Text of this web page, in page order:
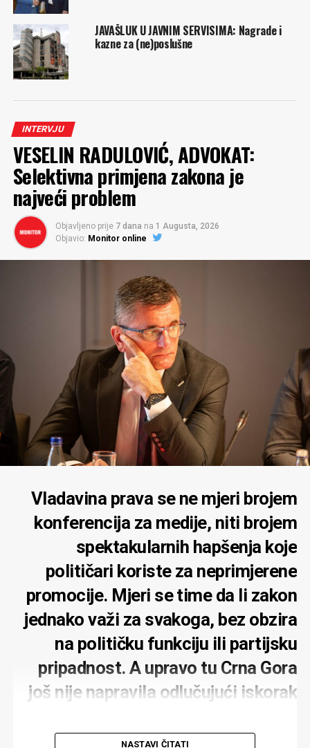
JAVAŠLUK U JAVNIM SERVISIMA: Nagrade i
kazne za (ne)poslušne
INTERVJU
VESELIN RADULOVIĆ, ADVOKAT:
Selektivna primjena zakona je
najveći problem
Objavljeno prije 7 dana na 1 Augusta, 2026
Objavio: Monitor online
Vladavina prava se ne mjeri brojem
konferencija za medije, niti brojem
spektakularnih hapšenja koje
političari koriste za neprimjerene
promocije. Mjeri se time da li zakon
jednako važi za svakoga, bez obzira
na političku funkciju ili partijsku
pripadnost. A upravo tu Crna Gora
još nije napravila odlučujući iskorak
NASTAVI ČITATI